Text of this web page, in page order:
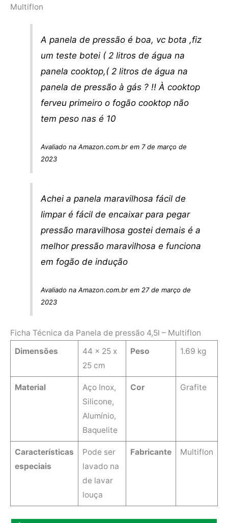
Multiflon
A panela de pressão é boa, vc bota ,fiz
um teste botei ( 2 litros de água na
panela cooktop,( 2 litros de água na
panela de pressão à gás ? !! À cooktop
ferveu primeiro o fogão cooktop não
tem peso nas é 10
Avaliado na Amazon.com.br em 7 de março de
2023
Achei a panela maravilhosa fácil de
limpar é fácil de encaixar para pegar
pressão maravilhosa gostei demais é a
melhor pressão maravilhosa e funciona
em fogão de indução
Avaliado na Amazon.com.br em 27 de março de
2023
Ficha Técnica da Panela de pressão 4,5l – Multiflon
Dimensões
‎44 x 25 x
25 cm
Peso 1.69 kg
Material
‎Aço Inox,
Silicone,
Alumínio,
Baquelite
Cor ‎Grafite
Características
especiais
‎Pode ser
lavado na
de lavar
louça
Fabricante Multiflon